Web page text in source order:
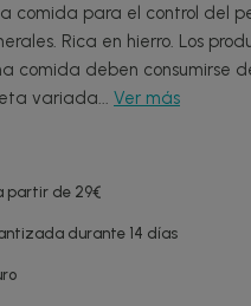
comida para el control del
Rica en hierro. Los
comida deben consumirse
variada... Ver más
partir de 29€
durante 14 días